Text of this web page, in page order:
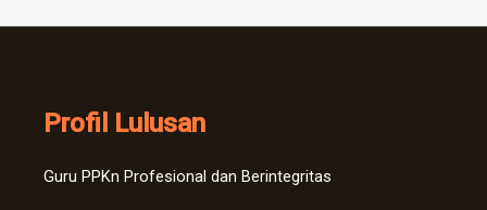
Profil Lulusan
Guru PPKn Profesional dan Berintegritas